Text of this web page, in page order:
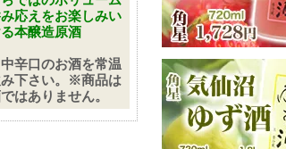
応えをお楽しみい
本醸造原酒
辛口のお酒を常温
下さい。※商品は
はありません。